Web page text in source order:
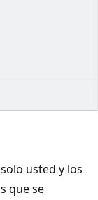
usted y los
que se